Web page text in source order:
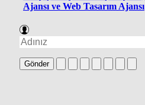
Ajansı ve Web Tasarım Ajansı
Gönder